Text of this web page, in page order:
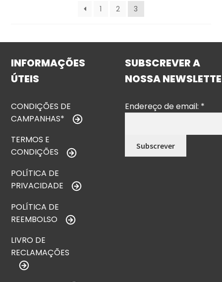
1 2 3
INFORMAÇÕES
ÚTEIS
CONDIÇÕES DE
CAMPANHAS*
TERMOS E
CONDIÇÕES
POLÍTICA DE
PRIVACIDADE
POLÍTICA DE
REEMBOLSO
LIVRO DE
RECLAMAÇÕES
SUBSCREVER A
NOSSA
Endereço de email: *